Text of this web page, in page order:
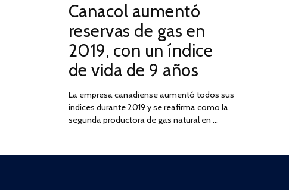
ON
2025
Canacol aumentó
reservas de gas en
2019, con un índice
de vida de 9 años
La empresa canadiense aumentó todos sus
índices durante 2019 y se reafirma como la
segunda productora de gas natural en …